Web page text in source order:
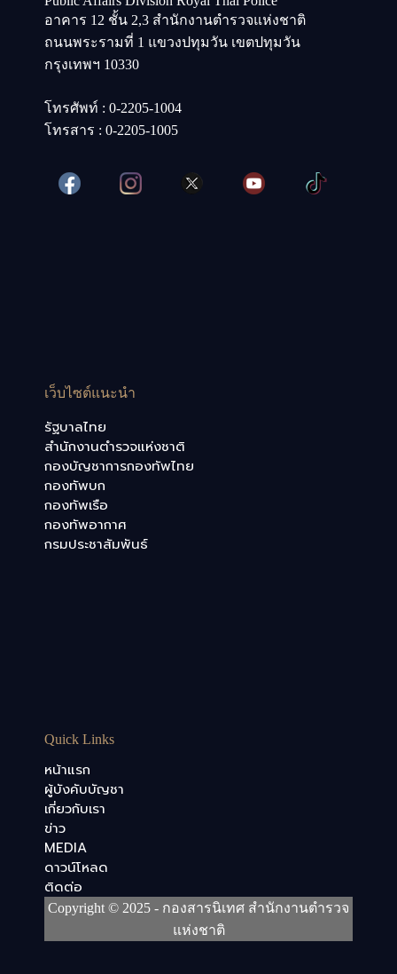
อาคาร 12 ชั้น 2,3 สำนักงานตำรวจแห่งชาติ
ถนนพระรามที่ 1 แขวงปทุมวัน เขตปทุมวัน
กรุงเทพฯ 10330
โทรศัพท์ : 0-2205-1004
โทรสาร : 0-2205-1005
เว็บไซต์แนะนำ
รัฐบาลไทย
สำนักงานตำรวจแห่งชาติ
กองบัญชาการกองทัพไทย
กองทัพบก
กองทัพเรือ
กองทัพอากาศ
กรมประชาสัมพันธ์
Quick Links
หน้าแรก
ผู้บังคับบัญชา
เกี่ยวกับเรา
ข่าว
MEDIA
ดาวน์โหลด
ติดต่อ
Copyright © 2025 - กองสารนิเทศ สำนักงานตำรวจ
แห่งชาติ